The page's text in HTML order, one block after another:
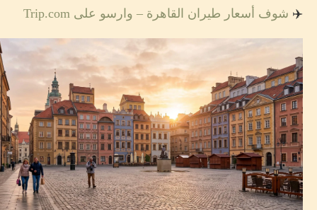
✈️ شوف أسعار طيران القاهرة – وارسو على Trip.com